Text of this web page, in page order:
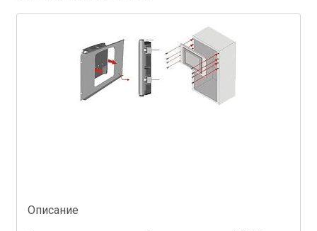
Описание